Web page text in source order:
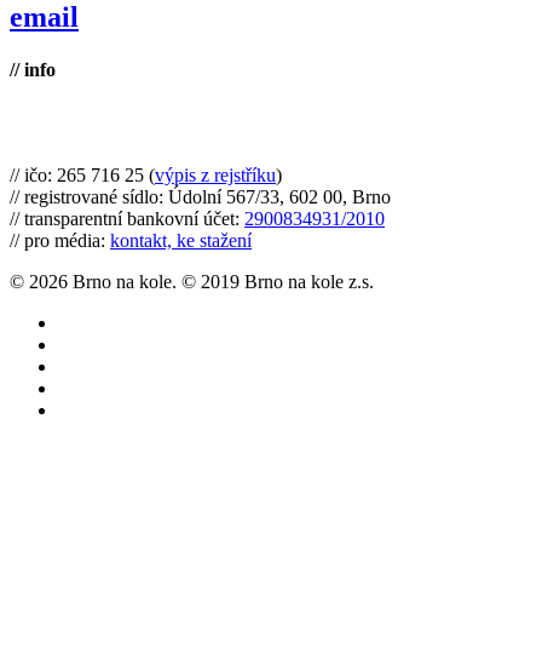
email
// info
// ičo: 265 716 25 (výpis z rejstříku)
// registrované sídlo: Údolní 567/33, 602 00, Brno
// transparentní bankovní účet: 2900834931/2010
// pro média: kontakt, ke stažení
© 2026 Brno na kole. © 2019 Brno na kole z.s.